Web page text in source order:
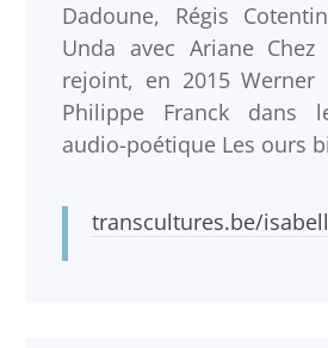
Dadoune, Régis
Unda avec Ariane
rejoint, en 2015 Werner
Philippe Franck dans
audio-poétique Les ours
transcultures.be/